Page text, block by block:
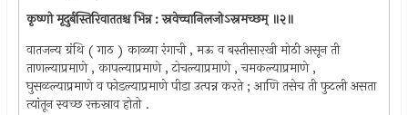
कृष्णो मृदुर्बस्तिरिवाततश्च भिन्न : स्नवेच्चानिलजोऽस्नमच्छम्‌ ॥२॥
वातजन्य ग्रंथि ( गाठ ) काळ्या रंगाची , मऊ व बस्तीसारखी मोठी असून ती
ताणल्याप्रमाणे , कापल्याप्रमाणे , टोचल्याप्रमाणे , चमकल्याप्रमाणे ,
घुसळल्याप्रमाणे व फोडल्याप्रमाणे पीडा उत्पन्न करते ; आणि तसेच ती फुटली असता
त्यांतून स्वच्छ रक्तस्राव होतो .